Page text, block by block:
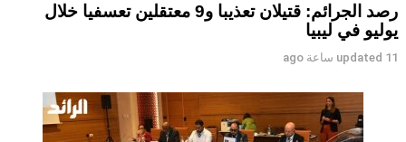
رصد الجرائم: قتيلان تعذيبا و9 معتقلين تعسفيا خلال
يوليو في ليبيا
updated 11 ساعة ago